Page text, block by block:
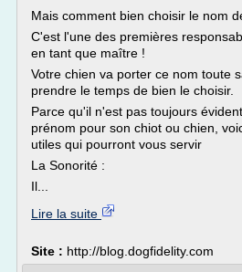
Mais comment bien choisir le nom
C'est l'une des premières
en tant que maître !
Votre chien va porter ce nom toute
prendre le temps de bien le choisir.
Parce qu'il n'est pas toujours
prénom pour son chiot ou chien,
utiles qui pourront vous servir
La Sonorité :
Il...
Lire la suite
Site : http://blog.dogfidelity.com